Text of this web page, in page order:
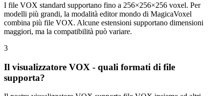
I file VOX standard supportano fino a 256×256×256 voxel. Per
modelli più grandi, la modalità editor mondo di MagicaVoxel
combina più file VOX. Alcune estensioni supportano dimensioni
maggiori, ma la compatibilità può variare.
3
Il visualizzatore VOX - quali formati di file
supporta?